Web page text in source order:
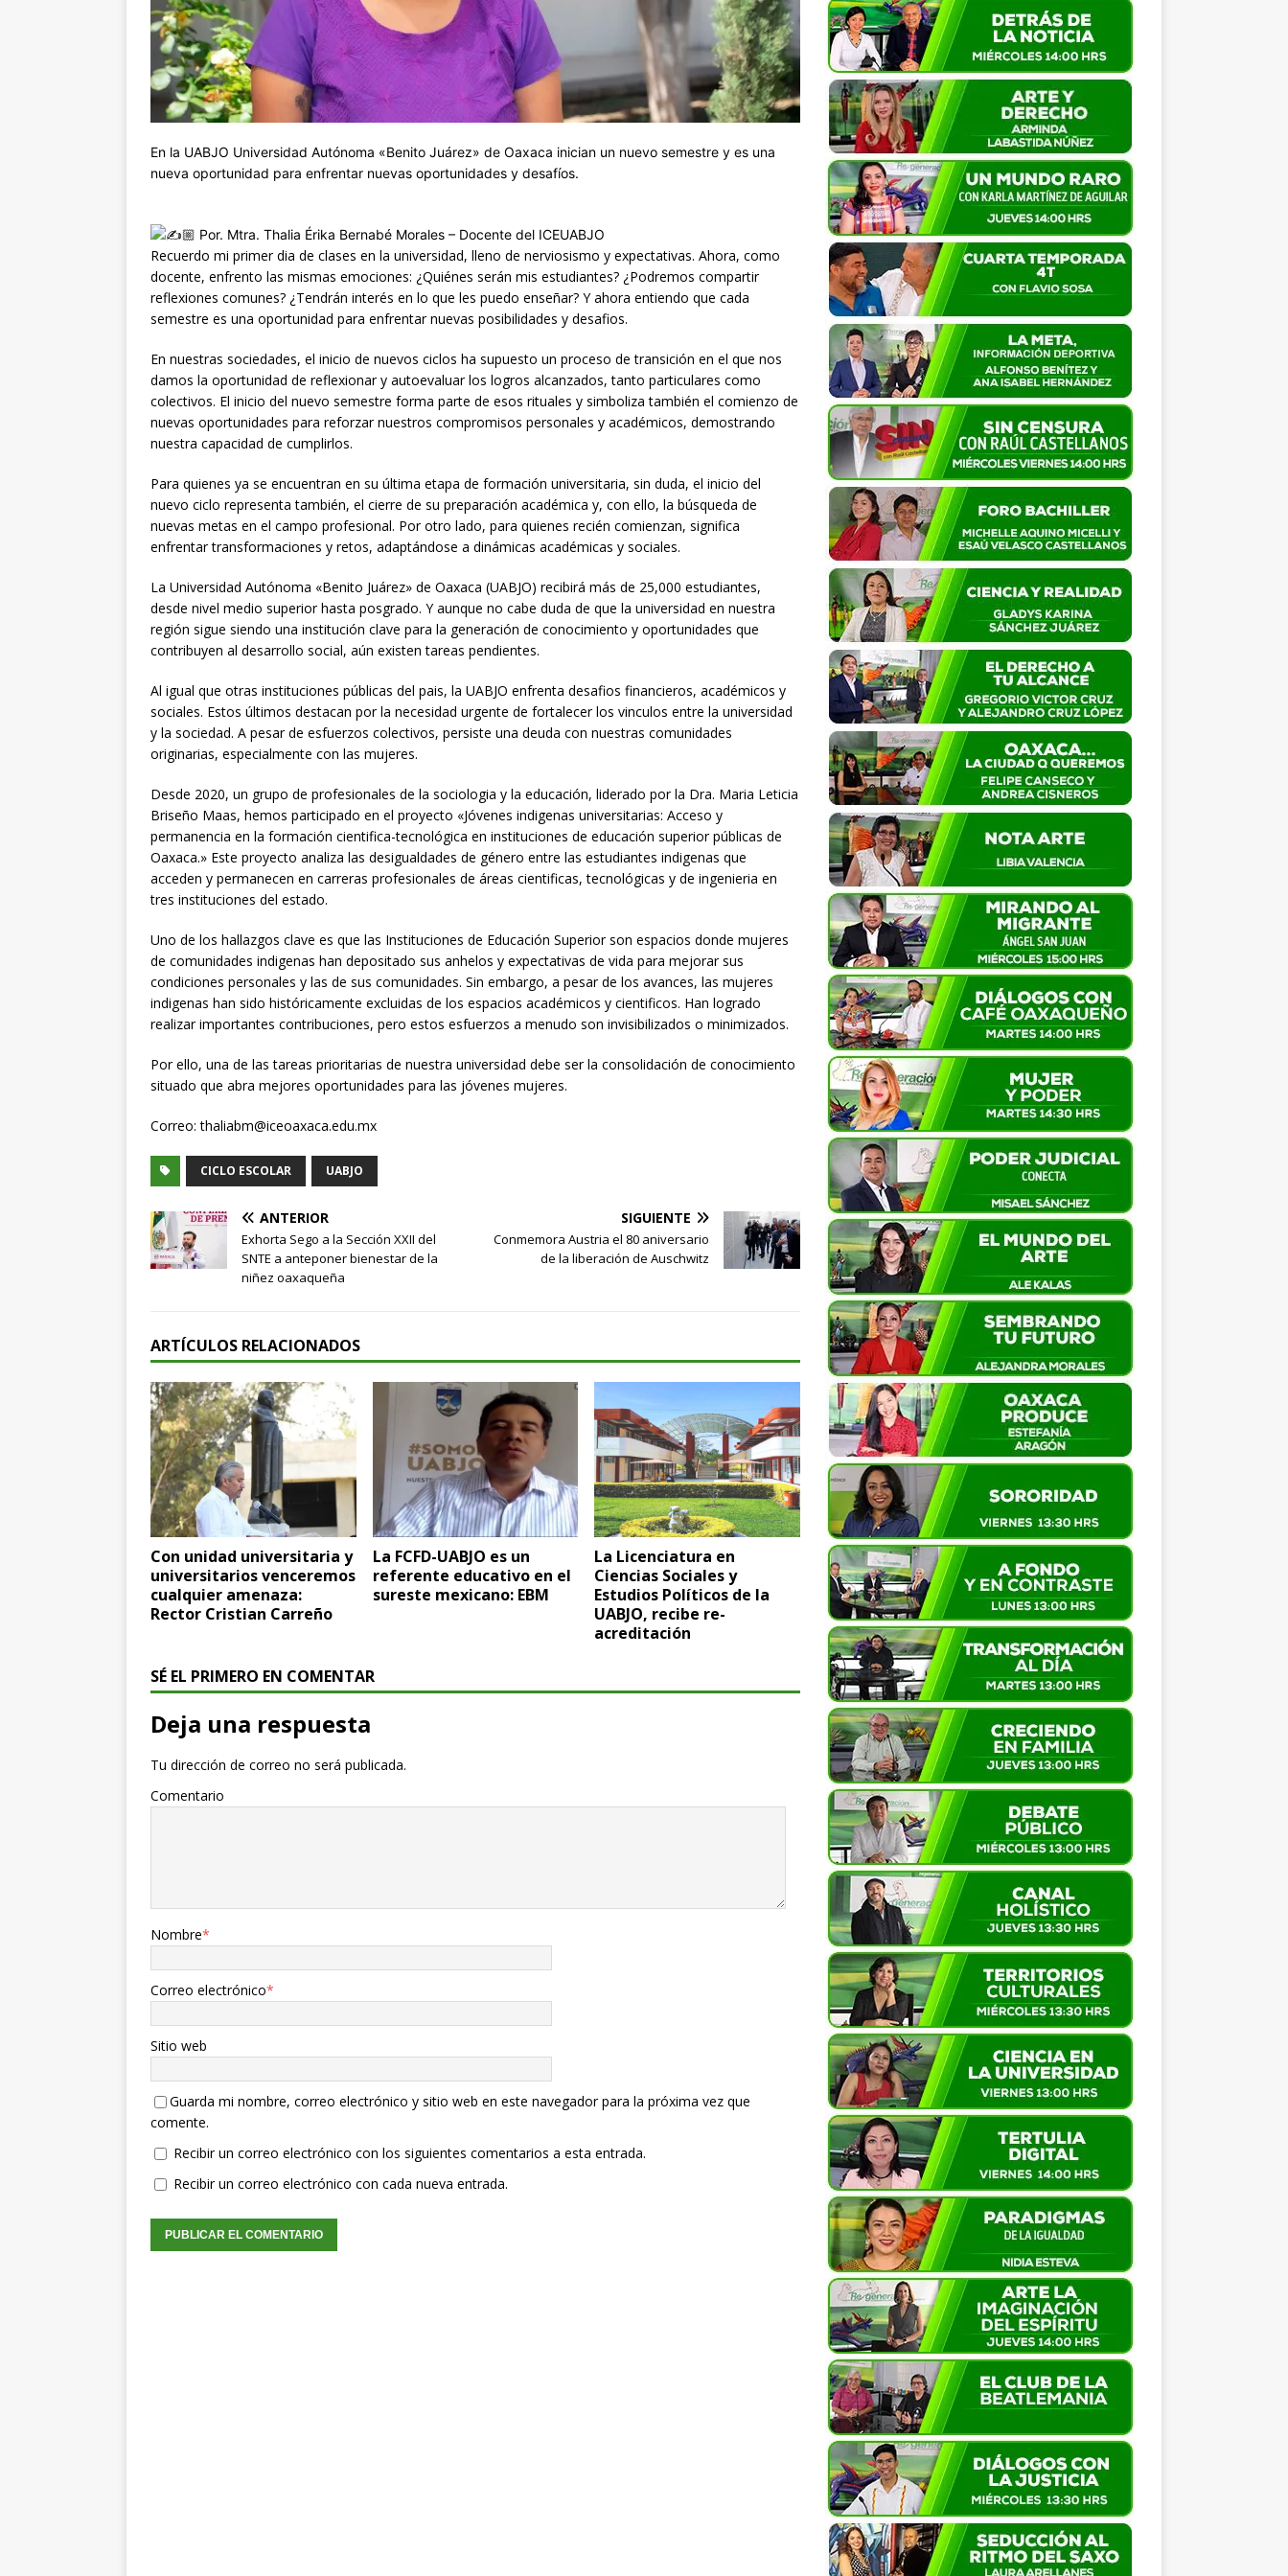
En la UABJO Universidad Autónoma «Benito Juárez» de Oaxaca inician un nuevo semestre y es una
nueva oportunidad para enfrentar nuevas oportunidades y desafíos.
🏼 Por. Mtra. Thalia Érika Bernabé Morales – Docente del ICEUABJO
Recuerdo mi primer dia de clases en la universidad, lleno de nerviosismo y expectativas. Ahora, como
docente, enfrento las mismas emociones: ¿Quiénes serán mis estudiantes? ¿Podremos compartir
reflexiones comunes? ¿Tendrán interés en lo que les puedo enseñar? Y ahora entiendo que cada
semestre es una oportunidad para enfrentar nuevas posibilidades y desafios.
En nuestras sociedades, el inicio de nuevos ciclos ha supuesto un proceso de transición en el que nos
damos la oportunidad de reflexionar y autoevaluar los logros alcanzados, tanto particulares como
colectivos. El inicio del nuevo semestre forma parte de esos rituales y simboliza también el comienzo de
nuevas oportunidades para reforzar nuestros compromisos personales y académicos, demostrando
nuestra capacidad de cumplirlos.
Para quienes ya se encuentran en su última etapa de formación universitaria, sin duda, el inicio del
nuevo ciclo representa también, el cierre de su preparación académica y, con ello, la búsqueda de
nuevas metas en el campo profesional. Por otro lado, para quienes recién comienzan, significa
enfrentar transformaciones y retos, adaptándose a dinámicas académicas y sociales.
La Universidad Autónoma «Benito Juárez» de Oaxaca (UABJO) recibirá más de 25,000 estudiantes,
desde nivel medio superior hasta posgrado. Y aunque no cabe duda de que la universidad en nuestra
región sigue siendo una institución clave para la generación de conocimiento y oportunidades que
contribuyen al desarrollo social, aún existen tareas pendientes.
Al igual que otras instituciones públicas del pais, la UABJO enfrenta desafios financieros, académicos y
sociales. Estos últimos destacan por la necesidad urgente de fortalecer los vinculos entre la universidad
y la sociedad. A pesar de esfuerzos colectivos, persiste una deuda con nuestras comunidades
originarias, especialmente con las mujeres.
Desde 2020, un grupo de profesionales de la sociologia y la educación, liderado por la Dra. Maria Leticia
Briseño Maas, hemos participado en el proyecto «Jóvenes indigenas universitarias: Acceso y
permanencia en la formación cientifica-tecnológica en instituciones de educación superior públicas de
Oaxaca.» Este proyecto analiza las desigualdades de género entre las estudiantes indigenas que
acceden y permanecen en carreras profesionales de áreas cientificas, tecnológicas y de ingenieria en
tres instituciones del estado.
Uno de los hallazgos clave es que las Instituciones de Educación Superior son espacios donde mujeres
de comunidades indigenas han depositado sus anhelos y expectativas de vida para mejorar sus
condiciones personales y las de sus comunidades. Sin embargo, a pesar de los avances, las mujeres
indigenas han sido históricamente excluidas de los espacios académicos y cientificos. Han logrado
realizar importantes contribuciones, pero estos esfuerzos a menudo son invisibilizados o minimizados.
Por ello, una de las tareas prioritarias de nuestra universidad debe ser la consolidación de conocimiento
situado que abra mejores oportunidades para las jóvenes mujeres.
Correo: thaliabm@iceoaxaca.edu.mx
CICLO ESCOLAR UABJO
ANTERIOR
Exhorta Sego a la Sección XXII del
SNTE a anteponer bienestar de la
niñez oaxaqueña
SIGUIENTE
Conmemora Austria el 80 aniversario
de la liberación de Auschwitz
ARTÍCULOS RELACIONADOS
Con unidad universitaria y
universitarios venceremos
cualquier amenaza:
Rector Cristian Carreño
La FCFD-UABJO es un
referente educativo en el
sureste mexicano: EBM
La Licenciatura en
Ciencias Sociales y
Estudios Políticos de la
UABJO, recibe re-
acreditación
SÉ EL PRIMERO EN COMENTAR
Deja una respuesta
Tu dirección de correo no será publicada.
Comentario
Nombre*
Correo electrónico*
Sitio web
Guarda mi nombre, correo electrónico y sitio web en este navegador para la próxima vez que
comente.
Recibir un correo electrónico con los siguientes comentarios a esta entrada.
Recibir un correo electrónico con cada nueva entrada.